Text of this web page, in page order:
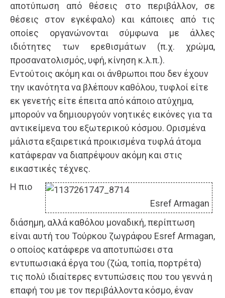
αποτύπωση από θέσεις στο περιβάλλον, σε
θέσεις στον εγκέφαλο) και κάποιες από τις
οποίες οργανώνονται σύμφωνα με άλλες
ιδιότητες των ερεθισμάτων (π.χ. χρώμα,
προσανατολισμός, υφή, κίνηση κ.λ.π.).
Εντούτοις ακόμη και οι άνθρωποι που δεν έχουν
την ικανότητα να βλέπουν καθόλου, τυφλοί είτε
εκ γενετής είτε έπειτα από κάποιο ατύχημα,
μπορούν να δημιουργούν νοητικές εικόνες για τα
αντικείμενα του εξωτερικού κόσμου. Ορισμένα
μάλιστα εξαιρετικά προικισμένα τυφλά άτομα
κατάφεραν να διαπρέψουν ακόμη και στις
εικαστικές τέχνες.
Esref Armagan
Η πιο
διάσημη, αλλά καθόλου μοναδική, περίπτωση
είναι αυτή του Τούρκου ζωγράφου Esref Armagan,
ο οποίος κατάφερε να αποτυπώσει στα
εντυπωσιακά έργα του (ζώα, τοπία, πορτρέτα)
τις πολύ ιδιαίτερες εντυπώσεις που του γεννά η
επαφή του με τον περιβάλλοντα κόσμο, έναν